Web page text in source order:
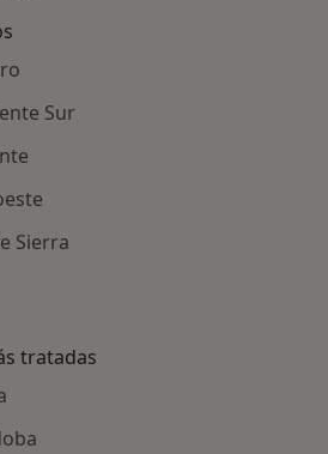
Sur
Sierra
tratadas